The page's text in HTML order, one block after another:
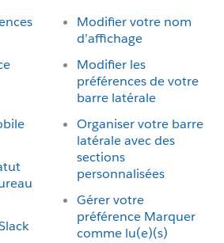
Modifier votre nom
d’affichage
Modifier les
préférences de votre
barre latérale
Organiser votre barre
latérale avec des
sections
personnalisées
Gérer votre
préférence Marquer
comme lu(e)(s)